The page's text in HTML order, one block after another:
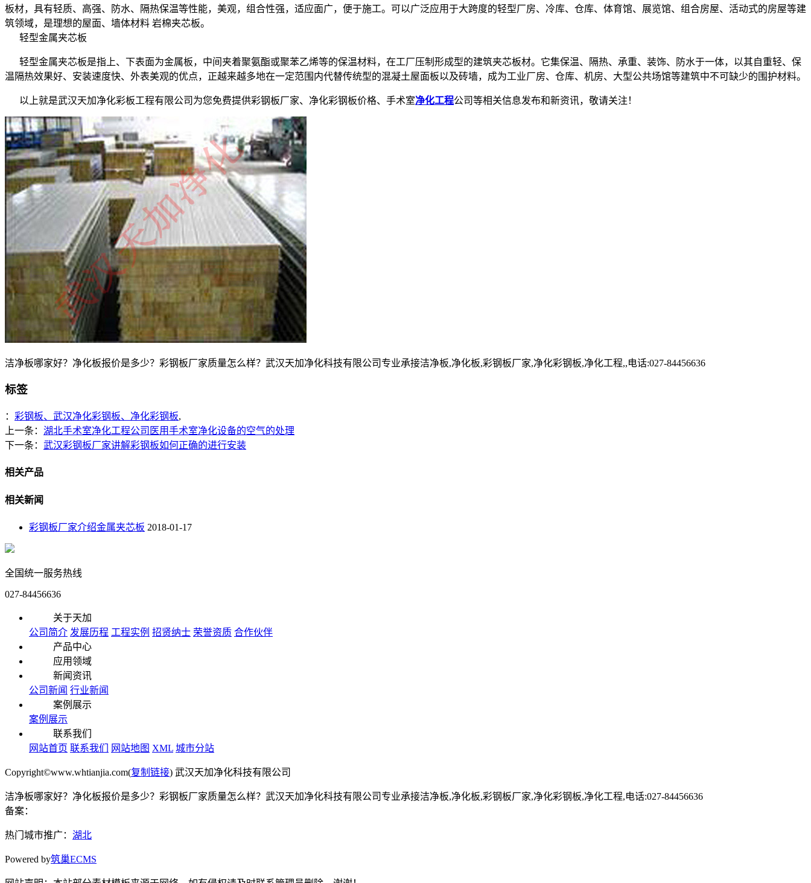
板材，具有轻质、高强、防水、隔热保温等性能，美观，组合性强，适应面广，便于施工。可以广泛应用于大跨度的轻型厂房、冷库、仓库、体育馆、展览馆、组合房屋、活动式的房屋等建
筑领域，是理想的屋面、墙体材料 岩棉夹芯板。
轻型金属夹芯板
轻型金属夹芯板是指上、下表面为金属板，中间夹着聚氨酯或聚苯乙烯等的保温材料，在工厂压制形成型的建筑夹芯板材。它集保温、隔热、承重、装饰、防水于一体，以其自重轻、保
温隔热效果好、安装速度快、外表美观的优点，正越来越多地在一定范围内代替传统型的混凝土屋面板以及砖墙，成为工业厂房、仓库、机房、大型公共场馆等建筑中不可缺少的围护材料。
以上就是武汉天加净化彩板工程有限公司为您免费提供彩钢板厂家、净化彩钢板价格、手术室净化工程公司等相关信息发布和新资讯，敬请关注！
洁净板哪家好？净化板报价是多少？彩钢板厂家质量怎么样？武汉天加净化科技有限公司专业承接洁净板,净化板,彩钢板厂家,净化彩钢板,净化工程,,电话:027-84456636
标签
： 彩钢板、武汉净化彩钢板、净化彩钢板,
上一条： 湖北手术室净化工程公司医用手术室净化设备的空气的处理
下一条： 武汉彩钢板厂家讲解彩钢板如何正确的进行安装
相关产品
相关新闻
彩钢板厂家介绍金属夹芯板 2018-01-17
全国统一服务热线
027-84456636
关于天加
公司简介 发展历程 工程实例 招贤纳士 荣誉资质 合作伙伴
产品中心
应用领域
新闻资讯
公司新闻 行业新闻
案例展示
案例展示
联系我们
网站首页 联系我们 网站地图 XML 城市分站
Copyright©www.whtianjia.com(复制链接) 武汉天加净化科技有限公司
洁净板哪家好？净化板报价是多少？彩钢板厂家质量怎么样？武汉天加净化科技有限公司专业承接洁净板,净化板,彩钢板厂家,净化彩钢板,净化工程,电话:027-84456636
备案：
热门城市推广： 湖北
Powered by筑巢ECMS